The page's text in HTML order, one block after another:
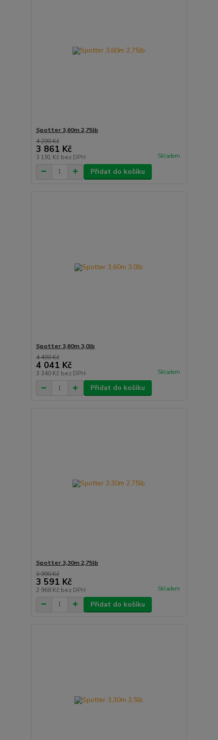
Spotter 3,60m 2,75lb
4 290 Kč
3 861 Kč
3 191 Kč bez DPH Skladem
Přidat do košíku
Spotter 3,60m 3,0lb
4 490 Kč
4 041 Kč
3 340 Kč bez DPH Skladem
Přidat do košíku
Spotter 3,30m 2,75lb
3 990 Kč
3 591 Kč
2 968 Kč bez DPH Skladem
Přidat do košíku